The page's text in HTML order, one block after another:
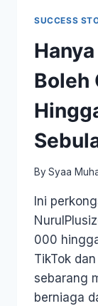
SUCCESS
Boleh
By Syaa
Ini
000
TikTok
sebarang
berniaga